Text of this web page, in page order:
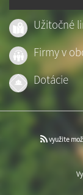
Užitočné
Firmy v
Dotácie
využite